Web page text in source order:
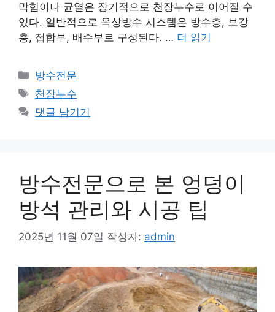
막힘이나 균열은 장기적으로 천장누수로 이어질 수
있다. 일반적으로 옥상방수 시스템은 방수층, 보강
층, 접합부, 배수부로 구성된다. … 더 읽기
카
테
리
방수전문
태
그
천장누수
댓글 남기기
방수전문으로 본 엉덩이
방석 관리와 시공 팁
2025년 11월 07일 작성자: admin